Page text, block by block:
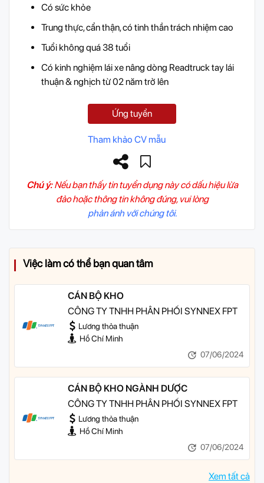
Có sức khỏe
Trung thực, cẩn thận, có tinh thần trách nhiệm cao
Tuổi không quá 38 tuổi
Có kinh nghiệm lái xe nâng dòng Readtruck tay lái
thuận & nghịch từ 02 năm trở lên
Ứng tuyển
Tham khảo CV mẫu
Chú ý:Nếu bạn thấy tin tuyển dụng này có dấu hiệu lừa
đảo hoặc thông tin không đúng, vui lòng
phản ánh với chúng tôi.
Việc làm có thể bạn quan tâm
CÁN BỘ KHO
CÔNG TY TNHH PHÂN PHỐI SYNNEX FPT
Lương thỏa thuận
Hồ Chí Minh
07/06/2024
CÁN BỘ KHO NGÀNH DƯỢC
CÔNG TY TNHH PHÂN PHỐI SYNNEX FPT
Lương thỏa thuận
Hồ Chí Minh
07/06/2024
Xem tất cả